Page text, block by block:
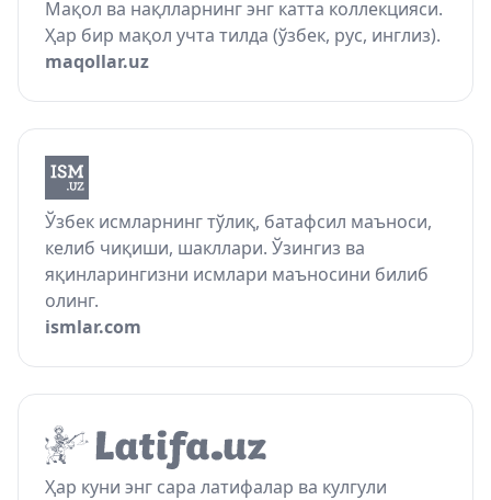
Мақол ва нақлларнинг энг катта коллекцияси.
Ҳар бир мақол учта тилда (ўзбек, рус, инглиз).
maqollar.uz
Ўзбек исмларнинг тўлиқ, батафсил маъноси,
келиб чиқиши, шакллари. Ўзингиз ва
яқинларингизни исмлари маъносини билиб
олинг.
ismlar.com
Ҳар куни энг сара латифалар ва кулгули